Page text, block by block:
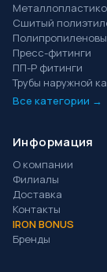
Сшитый
Пресс-фитинги
ПП-Р фитинги
Трубы наружной
Все категории →
Информация
О компании
Филиалы
Доставка
Контакты
IRON BONUS
Бренды